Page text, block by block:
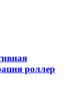
роллер